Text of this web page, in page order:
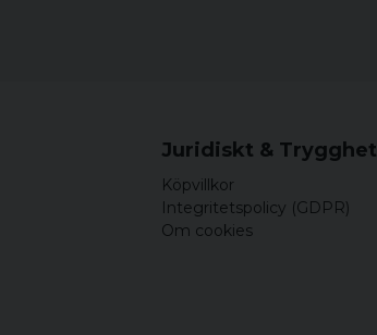
Juridiskt & Trygghet
Köpvillkor
Integritetspolicy (GDPR)
Om cookies